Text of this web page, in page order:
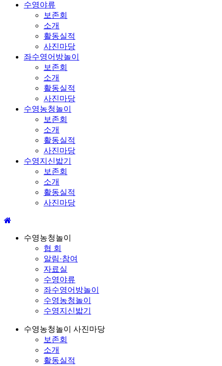
수영야류
보존회
소개
활동실적
사진마당
좌수영어방놀이
보존회
소개
활동실적
사진마당
수영농청놀이
보존회
소개
활동실적
사진마당
수영지신밟기
보존회
소개
활동실적
사진마당
수영농청놀이
협 회
알림·참여
자료실
수영야류
좌수영어방놀이
수영농청놀이
수영지신밟기
수영농청놀이 사진마당
보존회
소개
활동실적